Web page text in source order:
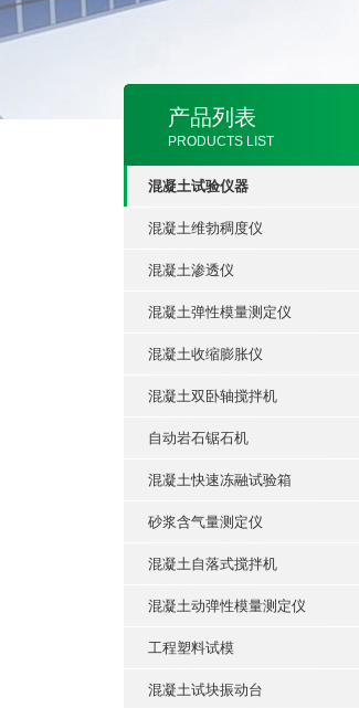
产品列表
PRODUCTS LIST
混凝土试验仪器
混凝土维勃稠度仪
混凝土渗透仪
混凝土弹性模量测定仪
混凝土收缩膨胀仪
混凝土双卧轴搅拌机
自动岩石锯石机
混凝土快速冻融试验箱
砂浆含气量测定仪
混凝土自落式搅拌机
混凝土动弹性模量测定仪
工程塑料试模
混凝土试块振动台